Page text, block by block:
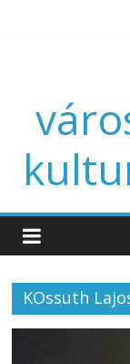
KOssuth